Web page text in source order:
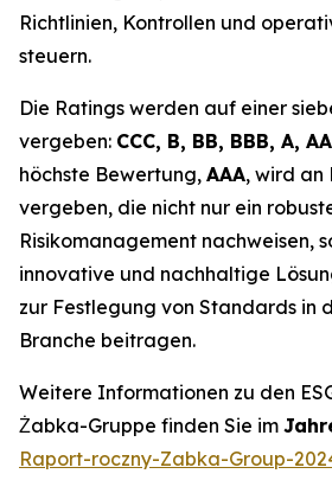
Richtlinien, Kontrollen und
steuern.
Die Ratings werden auf einer
vergeben: CCC, B, BB, BBB, A,
höchste Bewertung, AAA, wird an
vergeben, die nicht nur ein
Risikomanagement nachweisen,
innovative und nachhaltige
zur Festlegung von Standards in
Branche beitragen.
Weitere Informationen zu den
Żabka-Gruppe finden Sie im
Raport-roczny-Zabka-Group-